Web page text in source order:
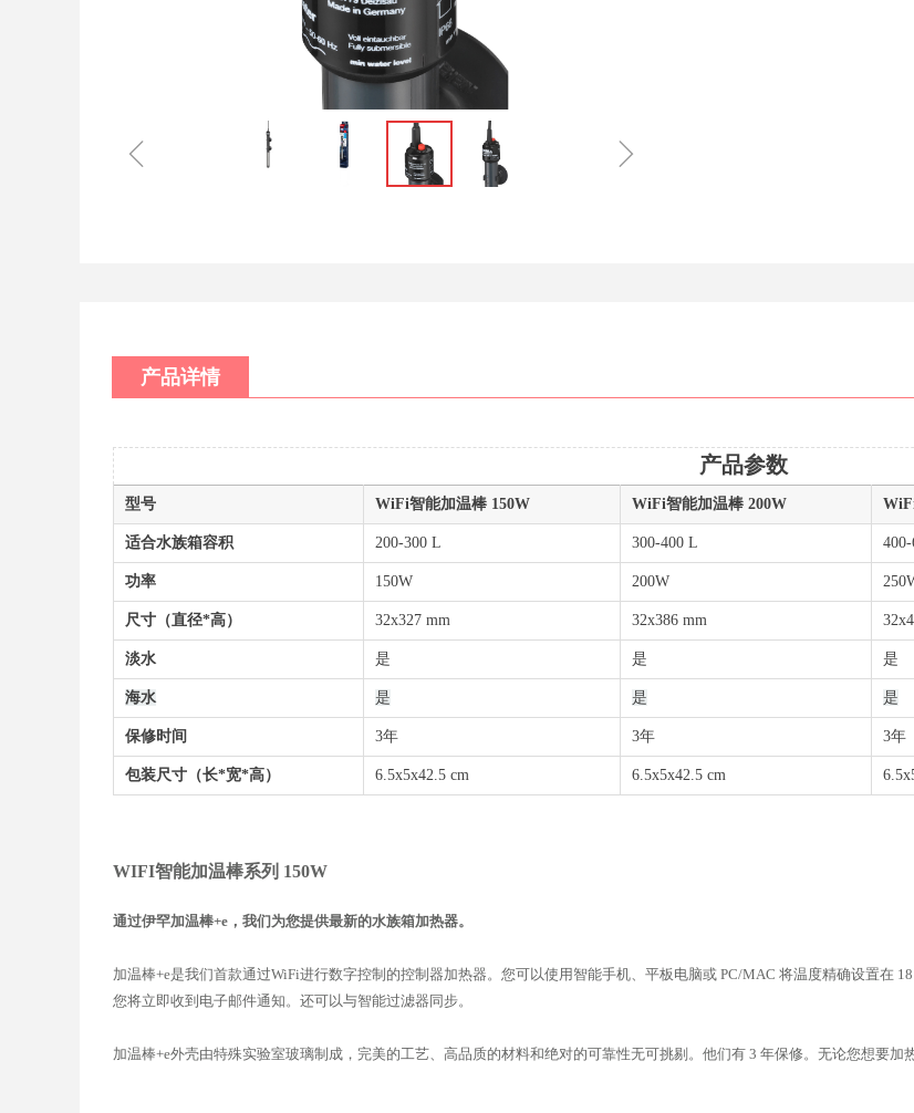
ꁆ ꁇ
产品详情
产品参数
型号 WiFi智能加温棒 150W WiFi智能加温棒 200W
适合水族箱容积 200-300 L 300-400 L
功率 150W 200W
尺寸（直径*高） 32x327 mm 32x386 mm
淡水 是 是 是
海水 是 是 是
保修时间 3年 3年 3年
包装尺寸（长*宽*高） 6.5x5x42.5 cm 6.5x5x42.5 cm
WIFI智能加温棒系列 150W
通过伊罕加温棒+e，我们为您提供最新的水族箱加热器。
加温棒+e是我们首款通过WiFi进行数字控制的控制器加热器。您可以使用智能手机、平板电脑或 PC/MAC 将温度精确设置在
您将立即收到电子邮件通知。还可以与智能过滤器同步。
加温棒+e外壳由特殊实验室玻璃制成，完美的工艺、高品质的材料和绝对的可靠性无可挑剔。他们有 3 年保修。无论您想要加